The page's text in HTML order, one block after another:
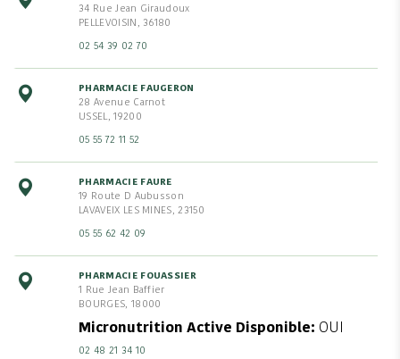
34 Rue Jean Giraudoux
PELLEVOISIN, 36180
02 54 39 02 70
PHARMACIE FAUGERON
28 Avenue Carnot
USSEL, 19200
05 55 72 11 52
PHARMACIE FAURE
19 Route D Aubusson
LAVAVEIX LES MINES, 23150
05 55 62 42 09
PHARMACIE FOUASSIER
1 Rue Jean Baffier
BOURGES, 18000
Micronutrition Active Disponible OUI
02 48 21 34 10